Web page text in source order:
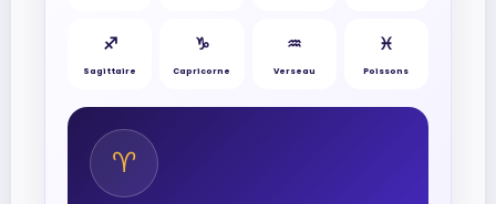
♐︎
Sagittaire
♑︎
Capricorne
♒︎
Verseau
♓︎
Poissons
♈︎